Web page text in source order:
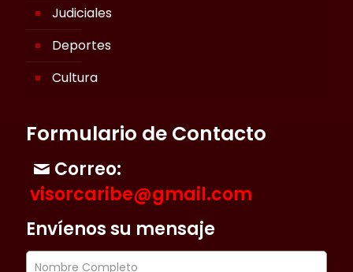
Judiciales
Deportes
Cultura
Formulario de Contacto
Correo:
visorcaribe@gmail.com
Envíenos su mensaje